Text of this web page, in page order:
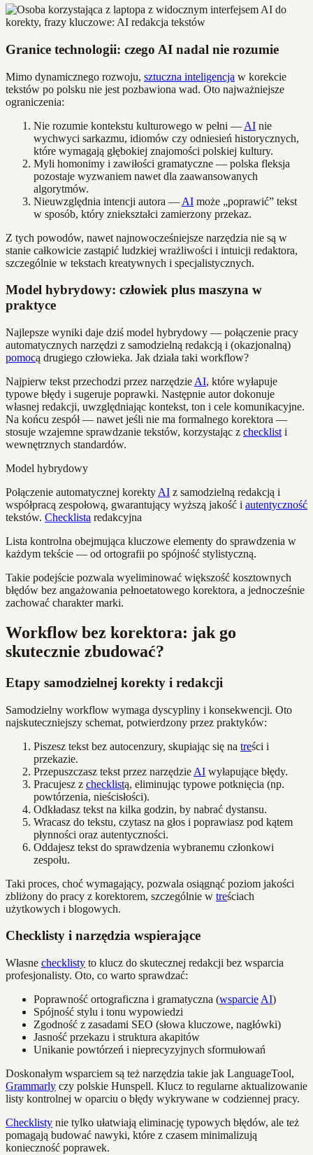
Granice technologii: czego AI nadal nie rozumie
Mimo dynamicznego rozwoju, sztuczna inteligencja w korekcie
tekstów po polsku nie jest pozbawiona wad. Oto najważniejsze
ograniczenia:
Nie rozumie kontekstu kulturowego w pełni — AI nie
wychwyci sarkazmu, idiomów czy odniesień historycznych,
które wymagają głębokiej znajomości polskiej kultury.
Myli homonimy i zawiłości gramatyczne — polska fleksja
pozostaje wyzwaniem nawet dla zaawansowanych
algorytmów.
Nieuwzględnia intencji autora — AI może „poprawić” tekst
w sposób, który zniekształci zamierzony przekaz.
Z tych powodów, nawet najnowocześniejsze narzędzia nie są w
stanie całkowicie zastąpić ludzkiej wrażliwości i intuicji redaktora,
szczególnie w tekstach kreatywnych i specjalistycznych.
Model hybrydowy: człowiek plus maszyna w
praktyce
Najlepsze wyniki daje dziś model hybrydowy — połączenie pracy
automatycznych narzędzi z samodzielną redakcją i (okazjonalną)
pomocą drugiego człowieka. Jak działa taki workflow?
Najpierw tekst przechodzi przez narzędzie AI, które wyłapuje
typowe błędy i sugeruje poprawki. Następnie autor dokonuje
własnej redakcji, uwzględniając kontekst, ton i cele komunikacyjne.
Na końcu zespół — nawet jeśli nie ma formalnego korektora —
stosuje wzajemne sprawdzanie tekstów, korzystając z checklist i
wewnętrznych standardów.
Model hybrydowy
Połączenie automatycznej korekty AI z samodzielną redakcją i
współpracą zespołową, gwarantujący wyższą jakość i autentyczność
tekstów. Checklista redakcyjna
Lista kontrolna obejmująca kluczowe elementy do sprawdzenia w
każdym tekście — od ortografii po spójność stylistyczną.
Takie podejście pozwala wyeliminować większość kosztownych
błędów bez angażowania pełnoetatowego korektora, a jednocześnie
zachować charakter marki.
Workflow bez korektora: jak go
skutecznie zbudować?
Etapy samodzielnej korekty i redakcji
Samodzielny workflow wymaga dyscypliny i konsekwencji. Oto
najskuteczniejszy schemat, potwierdzony przez praktyków:
Piszesz tekst bez autocenzury, skupiając się na treści i
przekazie.
Przepuszczasz tekst przez narzędzie AI wyłapujące błędy.
Pracujesz z checklistą, eliminując typowe potknięcia (np.
powtórzenia, nieścisłości).
Odkładasz tekst na kilka godzin, by nabrać dystansu.
Wracasz do tekstu, czytasz na głos i poprawiasz pod kątem
płynności oraz autentyczności.
Oddajesz tekst do sprawdzenia wybranemu członkowi
zespołu.
Taki proces, choć wymagający, pozwala osiągnąć poziom jakości
zbliżony do pracy z korektorem, szczególnie w treściach
użytkowych i blogowych.
Checklisty i narzędzia wspierające
Własne checklisty to klucz do skutecznej redakcji bez wsparcia
profesjonalisty. Oto, co warto sprawdzać:
Poprawność ortograficzna i gramatyczna (wsparcie AI)
Spójność stylu i tonu wypowiedzi
Zgodność z zasadami SEO (słowa kluczowe, nagłówki)
Jasność przekazu i struktura akapitów
Unikanie powtórzeń i nieprecyzyjnych sformułowań
Doskonałym wsparciem są też narzędzia takie jak LanguageTool,
Grammarly czy polskie Hunspell. Klucz to regularne aktualizowanie
listy kontrolnej w oparciu o błędy wykrywane w codziennej pracy.
Checklisty nie tylko ułatwiają eliminację typowych błędów, ale też
pomagają budować nawyki, które z czasem minimalizują
konieczność poprawek.